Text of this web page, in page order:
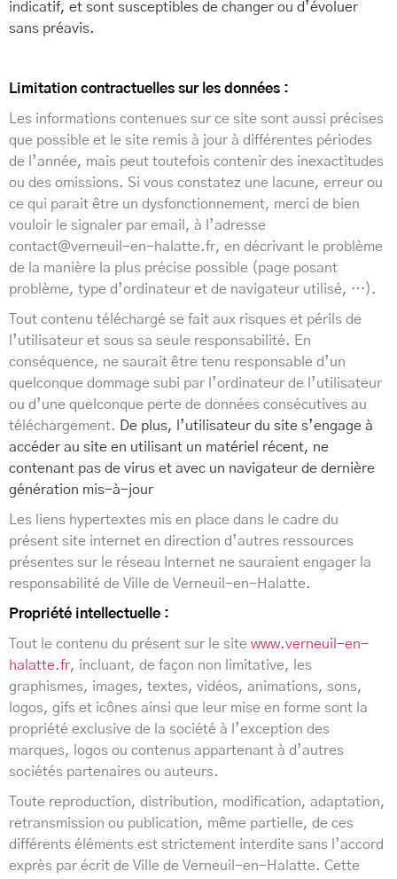
indicatif, et sont susceptibles de changer ou d’évoluer
sans préavis.
Limitation contractuelles sur les données :
Les informations contenues sur ce site sont aussi précises
que possible et le site remis à jour à différentes périodes
de l’année, mais peut toutefois contenir des inexactitudes
ou des omissions. Si vous constatez une lacune, erreur ou
ce qui parait être un dysfonctionnement, merci de bien
vouloir le signaler par email, à l’adresse
contact@verneuil-en-halatte.fr, en décrivant le problème
de la manière la plus précise possible (page posant
problème, type d’ordinateur et de navigateur utilisé, …).
Tout contenu téléchargé se fait aux risques et périls de
l’utilisateur et sous sa seule responsabilité. En
conséquence, ne saurait être tenu responsable d’un
quelconque dommage subi par l’ordinateur de l’utilisateur
ou d’une quelconque perte de données consécutives au
téléchargement. De plus, l’utilisateur du site s’engage à
accéder au site en utilisant un matériel récent, ne
contenant pas de virus et avec un navigateur de dernière
génération mis-à-jour
Les liens hypertextes mis en place dans le cadre du
présent site internet en direction d’autres ressources
présentes sur le réseau Internet ne sauraient engager la
responsabilité de Ville de Verneuil-en-Halatte.
Propriété intellectuelle :
Tout le contenu du présent sur le site www.verneuil-en-
halatte.fr, incluant, de façon non limitative, les
graphismes, images, textes, vidéos, animations, sons,
logos, gifs et icônes ainsi que leur mise en forme sont la
propriété exclusive de la société à l’exception des
marques, logos ou contenus appartenant à d’autres
sociétés partenaires ou auteurs.
Toute reproduction, distribution, modification, adaptation,
retransmission ou publication, même partielle, de ces
différents éléments est strictement interdite sans l’accord
exprès par écrit de Ville de Verneuil-en-Halatte. Cette